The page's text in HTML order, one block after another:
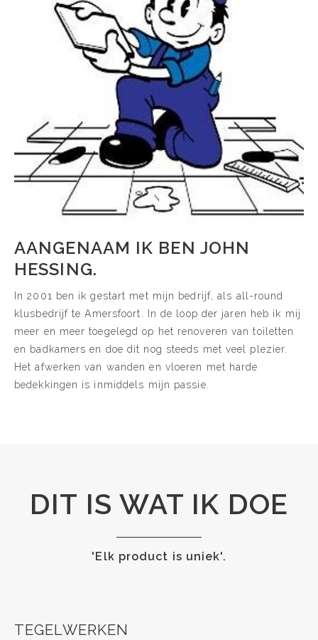
AANGENAAM IK BEN JOHN
HESSING.
In 2001 ben ik gestart met mijn bedrijf, als all-round
klusbedrijf te Amersfoort. In de loop der jaren heb ik mij
meer en meer toegelegd op het renoveren van toiletten
en badkamers en doe dit nog steeds met veel plezier.
Het afwerken van wanden en vloeren met harde
bedekkingen is inmiddels mijn passie.
DIT IS WAT IK DOE
'Elk product is uniek'.
TEGELWERKEN